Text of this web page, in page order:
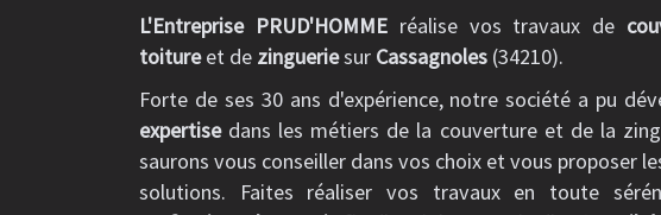
L'Entreprise PRUD'HOMMEréalise vos travaux de
toitureet de zingueriesur Cassagnoles (34210).
Forte de ses 30 ans d'expérience, notre société a pu
expertisedans les métiers de la couverture et de la
saurons vous conseiller dans vos choix et vous proposer
solutions. Faites réaliser vos travaux en toute